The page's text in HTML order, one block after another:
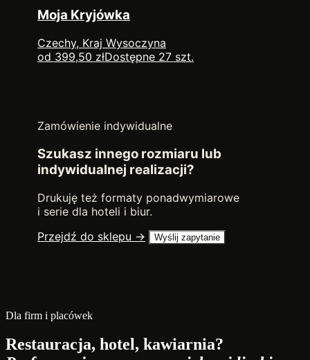
Moja Kryjówka
Czechy, Kraj Wysoczyna
od 399,50 złDostępne 27 szt.
Zamówienie indywidualne
Szukasz innego rozmiaru lub
indywidualnej realizacji?
Drukuję też formaty ponadwymiarowe
i serie dla hoteli i biur.
Przejdź do sklepu →
Wyślij zapytanie
Dla firm i placówek
Restauracja, hotel, kawiarnia?